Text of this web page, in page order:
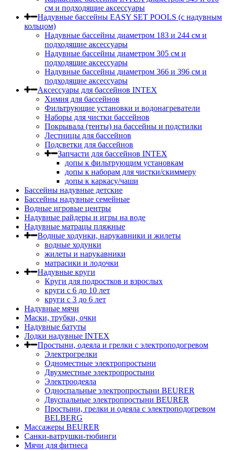
см и подходящие аксессуары
Надувные бассейны EASY SET POOLS (с надувным
кольцом)
Надувные бассейны диаметром 183 и 244 см и
подходящие аксессуары
Надувные бассейны диаметром 305 см и
подходящие аксессуары
Надувные бассейны диаметром 366 и 396 см и
подходящие аксессуары
Аксессуары для бассейнов INTEX
Химия для бассейнов
Фильтрующие установки и водонагреватели
Наборы для чистки бассейнов
Покрывала (тенты) на бассейны и подстилки
Лестницы для бассейнов
Подсветки для бассейнов
Запчасти для бассейнов INTEX
допы к фильтрующим установкам
допы к наборам для чистки/скиммеру
допы к каркасу/чаши
Бассейны надувные детские
Бассейны надувные семейные
Водные игровые центры
Надувные райдеры и игры на воде
Надувные матрацы пляжные
Водные ходунки, нарукавники и жилеты
водные ходунки
жилеты и нарукавники
матрасики и лодочки
Надувные круги
Круги для подростков и взрослых
круги с 6 до 10 лет
круги c 3 до 6 лет
Надувные мячи
Маски, трубки, очки
Надувные батуты
Лодки надувные INTEX
Простыни, одеяла и грелки с электроподогревом
Электрогрелки
Одноместные электропростыни
Двухместные электропростыни
Электроодеяла
Односпальные электропростыни BEURER
Двуспальные электропростыни BEURER
Простыни, грелки и одеяла с электроподогревом
BELBERG
Массажеры BEURER
Санки-ватрушки-тюбинги
Мячи для фитнеса